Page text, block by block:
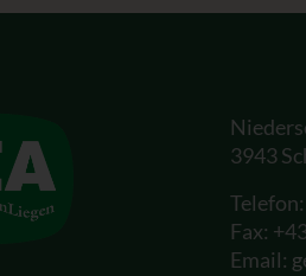
3943
Telefon:
Fax:
Email: